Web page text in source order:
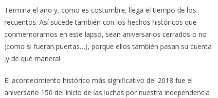
Termina el año y, como es costumbre, llega el tiempo de los
recuentos. Así sucede también con los hechos históricos que
conmemoramos en este lapso, sean aniversarios cerrados o no
(como si fueran puertas…), porque ellos también pasan su cuenta
¡y de qué manera!
El acontecimiento histórico más significativo del 2018 fue el
aniversario 150 del inicio de las luchas por nuestra independencia